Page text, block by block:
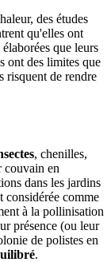
des études
qu'elles ont
que leurs
ont des limites que
risquent de rendre
, chenilles,
couvain en
dans les jardins
considérée comme
à la pollinisation
présence (ou leur
de polistes en
.